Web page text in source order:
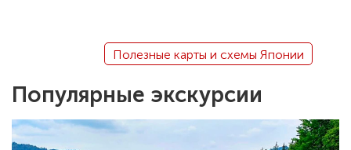
Полезные карты и схемы Японии
Популярные экскурсии